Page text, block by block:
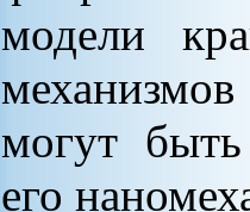
модели
могут
его